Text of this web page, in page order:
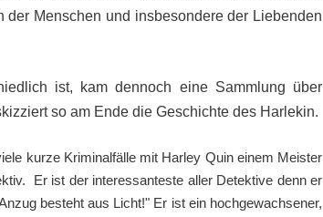
Menschen und insbesondere der Liebenden
ist, kam dennoch eine Sammlung über
so am Ende die Geschichte des Harlekin.
kurze Kriminalfälle mit Harley Quin einem Meister
Er ist der interessanteste aller Detektive denn er
besteht aus Licht!" Er ist ein hochgewachsener,